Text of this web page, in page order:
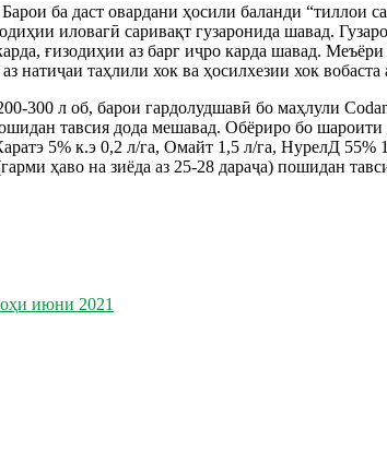
ба даст овардани ҳосили баланди “тиллои
иловагӣ саривақт гузаронида шавад.
ғизодиҳии аз барг иҷро карда шавад.
таҳлили хок ва ҳосилхезии хок вобаста
300 л об, барои гардолудшавӣ бо маҳлули
тавсия дода мешавад. Обёриро бо
5% к.э 0,2 л/га, Омайт 1,5 л/га, НурелД
ҳаво на зиёда аз 25-28 дараҷа) пошидан
июни 2021